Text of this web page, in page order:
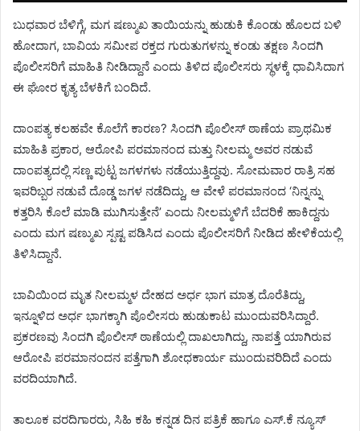
ಬುಧವಾರ ಬೆಳಿಗ್ಗೆ, ಮಗ ಷಣ್ಮುಖ ತಾಯಿಯನ್ನು ಹುಡುಕಿ ಕೊಂಡು ಹೊಲದ ಬಳಿ
ಹೋದಾಗ, ಬಾವಿಯ ಸಮೀಪ ರಕ್ತದ ಗುರುತುಗಳನ್ನು ಕಂಡು ತಕ್ಷಣ ಸಿಂದಗಿ
ಪೊಲೀಸರಿಗೆ ಮಾಹಿತಿ ನೀಡಿದ್ದಾನೆ ಎಂದು ತಿಳಿದ ಪೊಲೀಸರು ಸ್ಥಳಕ್ಕೆ ಧಾವಿಸಿದಾಗ
ಈ ಘೋರ ಕೃತ್ಯ ಬೆಳಕಿಗೆ ಬಂದಿದೆ.
ದಾಂಪತ್ಯ ಕಲಹವೇ ಕೊಲೆಗೆ ಕಾರಣ? ಸಿಂದಗಿ ಪೊಲೀಸ್ ಠಾಣೆಯ ಪ್ರಾಥಮಿಕ
ಮಾಹಿತಿ ಪ್ರಕಾರ, ಆರೋಪಿ ಪರಮಾನಂದ ಮತ್ತು ನೀಲಮ್ಮ ಅವರ ನಡುವೆ
ದಾಂಪತ್ಯದಲ್ಲಿ ಸಣ್ಣ ಪುಟ್ಟ ಜಗಳಗಳು ನಡೆಯುತ್ತಿದ್ದವು. ಸೋಮವಾರ ರಾತ್ರಿ ಸಹ
ಇವರಿಬ್ಬರ ನಡುವೆ ದೊಡ್ಡ ಜಗಳ ನಡೆದಿದ್ದು, ಆ ವೇಳೆ ಪರಮಾನಂದ ‘ನಿನ್ನನ್ನು
ಕತ್ತರಿಸಿ ಕೊಲೆ ಮಾಡಿ ಮುಗಿಸುತ್ತೇನೆ’ ಎಂದು ನೀಲಮ್ಮಳಿಗೆ ಬೆದರಿಕೆ ಹಾಕಿದ್ದನು
ಎಂದು ಮಗ ಷಣ್ಮುಖ ಸ್ಪಷ್ಟ ಪಡಿಸಿದ ಎಂದು ಪೊಲೀಸರಿಗೆ ನೀಡಿದ ಹೇಳಿಕೆಯಲ್ಲಿ
ತಿಳಿಸಿದ್ದಾನೆ.
ಬಾವಿಯಿಂದ ಮೃತ ನೀಲಮ್ಮಳ ದೇಹದ ಅರ್ಧ ಭಾಗ ಮಾತ್ರ ದೊರೆತಿದ್ದು,
ಇನ್ನೂಳಿದ ಅರ್ಧ ಭಾಗಕ್ಕಾಗಿ ಪೊಲೀಸರು ಹುಡುಕಾಟ ಮುಂದುವರಿಸಿದ್ದಾರೆ.
ಪ್ರಕರಣವು ಸಿಂದಗಿ ಪೊಲೀಸ್ ಠಾಣೆಯಲ್ಲಿ ದಾಖಲಾಗಿದ್ದು, ನಾಪತ್ತೆ ಯಾಗಿರುವ
ಆರೋಪಿ ಪರಮಾನಂದನ ಪತ್ತೆಗಾಗಿ ಶೋಧಕಾರ್ಯ ಮುಂದುವರಿದಿದೆ ಎಂದು
ವರದಿಯಾಗಿದೆ.
ತಾಲೂಕ ವರದಿಗಾರರು, ಸಿಹಿ ಕಹಿ ಕನ್ನಡ ದಿನ ಪತ್ರಿಕೆ ಹಾಗೂ ಎಸ್.ಕೆ ನ್ಯೂಸ್